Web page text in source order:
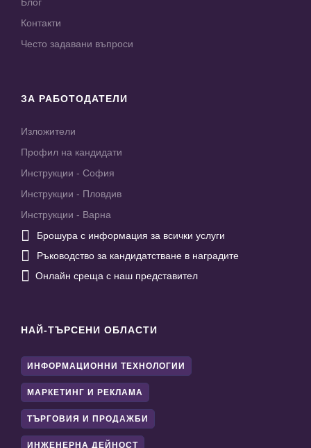
Блог
Контакти
Често задавани въпроси
ЗА РАБОТОДАТЕЛИ
Изложители
Профил на кандидати
Инструкции - София
Инструкции - Пловдив
Инструкции - Варна
 Брошура с информация за всички услуги
 Ръководство за кандидатстване в наградите
 Онлайн среща с наш представител
НАЙ-ТЪРСЕНИ ОБЛАСТИ
ИНФОРМАЦИОННИ ТЕХНОЛОГИИ
МАРКЕТИНГ И РЕКЛАМА
ТЪРГОВИЯ И ПРОДАЖБИ
ИНЖЕНЕРНА ДЕЙНОСТ